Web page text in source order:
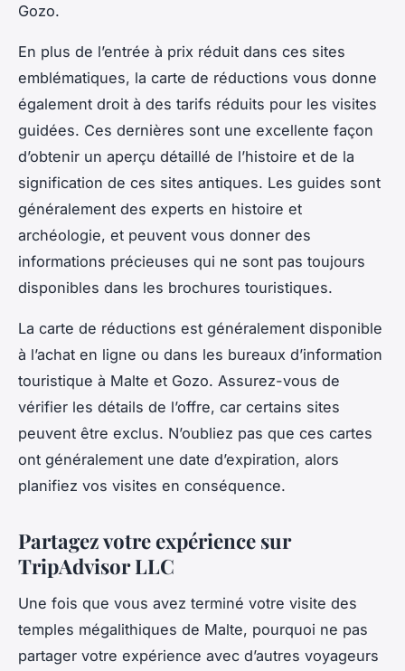
Gozo.
En plus de l’entrée à prix réduit dans ces sites
emblématiques, la carte de réductions vous donne
également droit à des tarifs réduits pour les visites
guidées. Ces dernières sont une excellente façon
d’obtenir un aperçu détaillé de l’histoire et de la
signification de ces sites antiques. Les guides sont
généralement des experts en histoire et
archéologie, et peuvent vous donner des
informations précieuses qui ne sont pas toujours
disponibles dans les brochures touristiques.
La carte de réductions est généralement disponible
à l’achat en ligne ou dans les bureaux d’information
touristique à Malte et Gozo. Assurez-vous de
vérifier les détails de l’offre, car certains sites
peuvent être exclus. N’oubliez pas que ces cartes
ont généralement une date d’expiration, alors
planifiez vos visites en conséquence.
Partagez votre expérience sur
TripAdvisor LLC
Une fois que vous avez terminé votre visite des
temples mégalithiques de Malte, pourquoi ne pas
partager votre expérience avec d’autres voyageurs